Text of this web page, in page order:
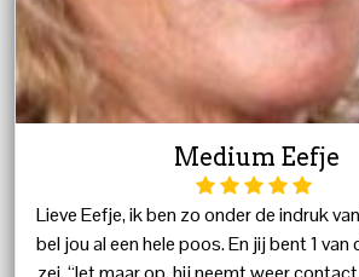
Medium Eefje
Lieve Eefje, ik ben zo onder de indruk
bel jou al een hele poos. En jij bent 1 van